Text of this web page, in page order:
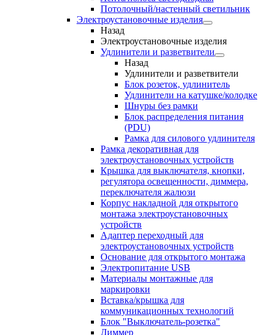
Потолочный/настенный светильник
Электроустановочные изделия
Назад
Электроустановочные изделия
Удлинители и разветвители
Назад
Удлинители и разветвители
Блок розеток, удлинитель
Удлинители на катушке/колодке
Шнуры без рамки
Блок распределения питания
(PDU)
Рамка для силового удлинителя
Рамка декоративная для
электроустановочных устройств
Крышка для выключателя, кнопки,
регулятора освещенности, диммера,
переключателя жалюзи
Корпус накладной для открытого
монтажа электроустановочных
устройств
Адаптер переходный для
электроустановочных устройств
Основание для открытого монтажа
Электропитание USB
Материалы монтажные для
маркировки
Вставка/крышка для
коммуникационных технологий
Блок "Выключатель-розетка"
Диммер